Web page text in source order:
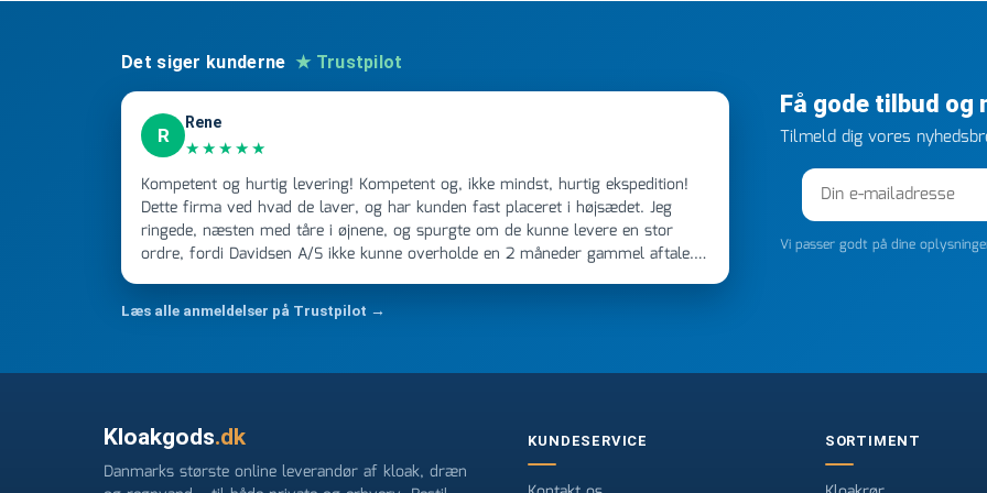
flyder
Det siger kunderne ★ Trustpilot
R
Rene
★★★★★
Kompetent og hurtig levering! Kompetent og, ikke mindst, hurtig ekspedition!
Dette firma ved hvad de laver, og har kunden fast placeret i højsædet. Jeg
ringede, næsten med tåre i øjnene, og spurgte om de kunne levere en stor
ordre, fordi Davidsen A/S ikke kunne overholde en 2 måneder gammel aftale.
ikke få armene ned, og næste gang jeg skal bruge noget, vil jeg ringe til dem
FØRST. De varmeste og venligste hilsner fra Rene
Læs alle anmeldelser på Trustpilot →
Få gode tilbud og
Tilmeld dig vores
Vi passer godt på dine
Kloakgods.dk
Danmarks største online leverandør af kloak, dræn
KUNDESERVICE SORTIMENT